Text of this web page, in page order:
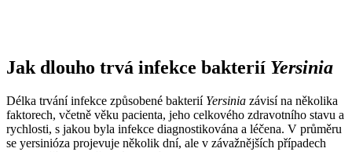
Jak dlouho trvá infekce bakterií Yersinia
Délka trvání infekce způsobené bakterií Yersinia závisí na několika
faktorech, včetně věku pacienta, jeho celkového zdravotního stavu a
rychlosti, s jakou byla infekce diagnostikována a léčena. V průměru
se yersinióza projevuje několik dní, ale v závažnějších případech